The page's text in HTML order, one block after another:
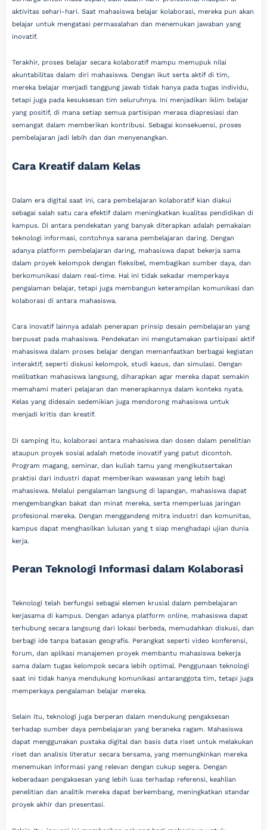
aktivitas sehari-hari. Saat mahasiswa belajar kolaborasi, mereka pun akan
belajar untuk mengatasi permasalahan dan menemukan jawaban yang
inovatif.
Terakhir, proses belajar secara kolaboratif mampu memupuk nilai
akuntabilitas dalam diri mahasiswa. Dengan ikut serta aktif di tim,
mereka belajar menjadi tanggung jawab tidak hanya pada tugas individu,
tetapi juga pada kesuksesan tim seluruhnya. Ini menjadikan iklim belajar
yang positif, di mana setiap semua partisipan merasa diapresiasi dan
semangat dalam memberikan kontribusi. Sebagai konsekuensi, proses
pembelajaran jadi lebih dan dan menyenangkan.
Cara Kreatif dalam Kelas
Dalam era digital saat ini, cara pembelajaran kolaboratif kian diakui
sebagai salah satu cara efektif dalam meningkatkan kualitas pendidikan di
kampus. Di antara pendekatan yang banyak diterapkan adalah pemakaian
teknologi informasi, contohnya sarana pembelajaran daring. Dengan
adanya platform pembelajaran daring, mahasiswa dapat bekerja sama
dalam proyek kelompok dengan fleksibel, membagikan sumber daya, dan
berkomunikasi dalam real-time. Hal ini tidak sekadar memperkaya
pengalaman belajar, tetapi juga membangun keterampilan komunikasi dan
kolaborasi di antara mahasiswa.
Cara inovatif lainnya adalah penerapan prinsip desain pembelajaran yang
berpusat pada mahasiswa. Pendekatan ini mengutamakan partisipasi aktif
mahasiswa dalam proses belajar dengan memanfaatkan berbagai kegiatan
interaktif, seperti diskusi kelompok, studi kasus, dan simulasi. Dengan
melibatkan mahasiswa langsung, diharapkan agar mereka dapat semakin
memahami materi pelajaran dan menerapkannya dalam konteks nyata.
Kelas yang didesain sedemikian juga mendorong mahasiswa untuk
menjadi kritis dan kreatif.
Di samping itu, kolaborasi antara mahasiswa dan dosen dalam penelitian
ataupun proyek sosial adalah metode inovatif yang patut dicontoh.
Program magang, seminar, dan kuliah tamu yang mengikutsertakan
praktisi dari industri dapat memberikan wawasan yang lebih bagi
mahasiswa. Melalui pengalaman langsung di lapangan, mahasiswa dapat
mengembangkan bakat dan minat mereka, serta memperluas jaringan
profesional mereka. Dengan menggandeng mitra industri dan komunitas,
kampus dapat menghasilkan lulusan yang t siap menghadapi ujian dunia
kerja.
Peran Teknologi Informasi dalam Kolaborasi
Teknologi telah berfungsi sebagai elemen krusial dalam pembelajaran
kerjasama di kampus. Dengan adanya platform online, mahasiswa dapat
terhubung secara langsung dari lokasi berbeda, memudahkan diskusi, dan
berbagi ide tanpa batasan geografis. Perangkat seperti video konferensi,
forum, dan aplikasi manajemen proyek membantu mahasiswa bekerja
sama dalam tugas kelompok secara lebih optimal. Penggunaan teknologi
saat ini tidak hanya mendukung komunikasi antaranggota tim, tetapi juga
memperkaya pengalaman belajar mereka.
Selain itu, teknologi juga berperan dalam mendukung pengaksesan
terhadap sumber daya pembelajaran yang beraneka ragam. Mahasiswa
dapat menggunakan pustaka digital dan basis data riset untuk melakukan
riset dan analisis literatur secara bersama, yang memungkinkan mereka
menemukan informasi yang relevan dengan cukup segera. Dengan
keberadaan pengaksesan yang lebih luas terhadap referensi, keahlian
penelitian dan analitik mereka dapat berkembang, meningkatkan standar
proyek akhir dan presentasi.